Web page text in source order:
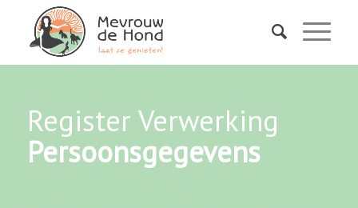
Register Verwerking
Persoonsgegevens